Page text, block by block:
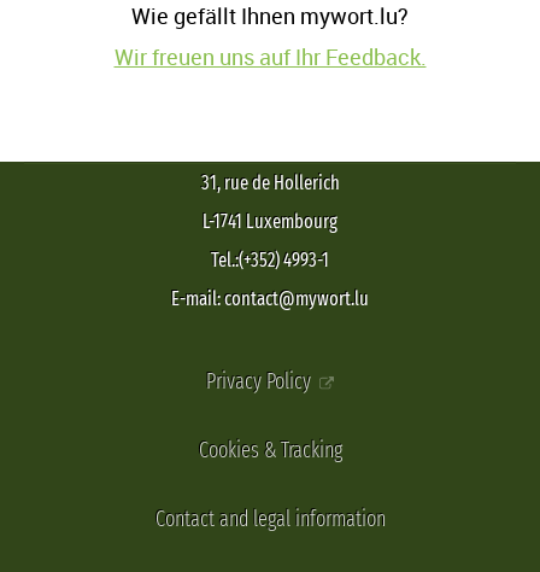
Wie gefällt Ihnen mywort.lu?
Wir freuen uns auf Ihr Feedback.
31, rue de Hollerich
L-1741 Luxembourg
Tel.:(+352) 4993-1
E-mail: contact@mywort.lu
Privacy Policy
Cookies & Tracking
Contact and legal information